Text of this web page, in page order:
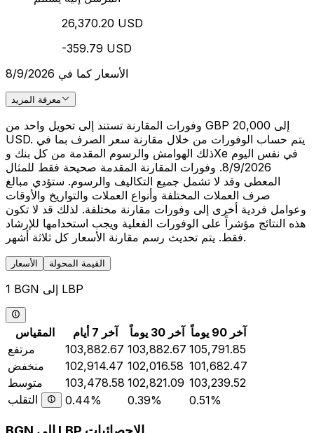
26,370.20 USD
-359.79 USD
الأسعار كما في 8/9/2026
معرفة المزيد
وفورات المقارنة تستند إلى تحويل واحد من GBP 20,000 إلى
USD. يتم حساب الوفورات من خلال مقارنة سعر الصرف بما في
ذلك الهوامش والرسوم المقدمة من كل بنك وXe في نفس اليوم
8/9/2026. وفورات المقارنة المقدمة صحيحة فقط للمثال
المعطى وقد لا تشمل جميع التكاليف والرسوم. ستؤدي مبالغ
صرف العملات المختلفة وأنواع العملات والتواريخ والأوقات
وعوامل فردية أخرى إلى وفورات مقارنة مختلفة. لذلك قد لا تكون
هذه النتائج مؤشراً على الوفورات الفعلية ويجب استخدامها للإرشاد
فقط. يتم تحديث رسم مقارنة الأسعار كل ثلاثة أشهر.
الأسعار القيمة المحولة
1 BGN إلى LBP
المقياس آخر 7 أيام آخر 30 يوماً
آخر 90 يوماً
مرتفع
103,882.67 103,882.67 105,791.85
منخفض
102,914.47 102,016.58 101,682.47
متوسط
103,478.58 102,821.09 103,239.52
التقلب
0.44% 0.39% 0.51%